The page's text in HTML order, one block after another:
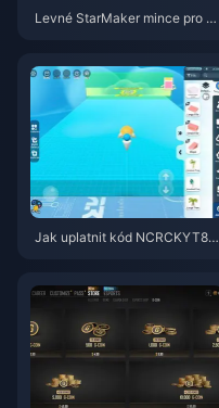
Levné StarMaker mince pro ko
Jak uplatnit kód NCRCKYT8EF